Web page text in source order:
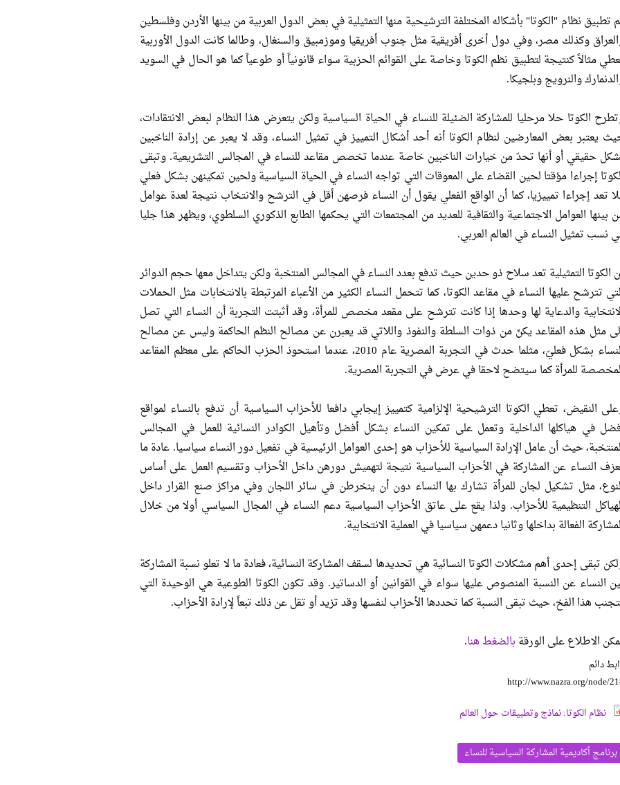
تطبيق نظام "الكوتا" بأشكاله المختلفة الترشيحية منها التمثيلية في بعض الدول العربية من بينها الأردن وفلسطين
وكذلك مصر، وفي دول أخرى أفريقية مثل جنوب أفريقيا وموزمبيق والسنغال، وطالما كانت الدول الأوربية
مثالاً كنتيجة لتطبيق نظم الكوتا وخاصة على القوائم الحزبية سواء قانونياً أو طوعياً كما هو الحال في السويد
والنرويج وبلجيكا.
الكوتا حلا مرحليا للمشاركة الضئيلة للنساء في الحياة السياسية ولكن يتعرض هذا النظام لبعض الانتقادات،
يعتبر بعض المعارضين لنظام الكوتا أنه أحد أشكال التمييز في تمثيل النساء، وقد لا يعبر عن إرادة الناخبين
حقيقي أو أنها تحدّ من خيارات الناخبين خاصة عندما تخصص مقاعد للنساء في المجالس التشريعية. وتبقى
إجراءا مؤقتا لحين القضاء على المعوقات التي تواجه النساء في الحياة السياسية ولحين تمكينهن بشكل فعلي
تعد إجراءا تمييزيا، كما أن الواقع الفعلي يقول أن النساء فرصهن أقل في الترشح والانتخاب نتيجة لعدة عوامل
بينها العوامل الاجتماعية والثقافية للعديد من المجتمعات التي يحكمها الطابع الذكوري السلطوي، ويظهر هذا جليا
نسب تمثيل النساء في العالم العربي.
الكوتا التمثيلية تعد سلاح ذو حدين حيث تدفع بعدد النساء في المجالس المنتخبة ولكن يتداخل معها حجم الدوائر
تترشح عليها النساء في مقاعد الكوتا، كما تتحمل النساء الكثير من الأعباء المرتبطة بالانتخابات مثل الحملات
والدعاية لها وحدها إذا كانت تترشح على مقعد مخصص للمرأة، وقد أثبتت التجربة أن النساء التي تصل
مثل هذه المقاعد يكنّ من ذوات السلطة والنفوذ واللاتي قد يعبرن عن مصالح النظم الحاكمة وليس عن مصالح
النساء بشكل فعليّ، مثلما حدث في التجربة المصرية عام 2010، عندما استحوذ الحزب الحاكم على معظم المقاعد
للمرأة كما سيتضح لاحقا في عرض في التجربة المصرية.
النقيض، تعطي الكوتا الترشيحية الإلزامية كتمييز إيجابي دافعا للأحزاب السياسية أن تدفع بالنساء لمواقع
في هياكلها الداخلية وتعمل على تمكين النساء بشكل أفضل وتأهيل الكوادر النسائية للعمل في المجالس
حيث أن عامل الإرادة السياسية للأحزاب هو إحدى العوامل الرئيسية في تفعيل دور النساء سياسيا. عادة ما
النساء عن المشاركة في الأحزاب السياسية نتيجة لتهميش دورهن داخل الأحزاب وتقسيم العمل على أساس
مثل تشكيل لجان للمرأة تشارك بها النساء دون أن ينخرطن في سائر اللجان وفي مراكز صنع القرار داخل
التنظيمية للأحزاب. ولذا يقع على عاتق الأحزاب السياسية دعم النساء في المجال السياسي أولا من خلال
الفعالة بداخلها وثانيا دعمهن سياسيا في العملية الانتخابية.
تبقى إحدى أهم مشكلات الكوتا النسائية هي تحديدها لسقف المشاركة النسائية، فعادة ما لا تعلو نسبة المشاركة
النساء عن النسبة المنصوص عليها سواء في القوانين أو الدساتير. وقد تكون الكوتا الطوعية هي الوحيدة التي
هذا الفخ، حيث تبقى النسبة كما تحددها الأحزاب لنفسها وقد تزيد أو تقل عن ذلك تبعاً لإرادة الأحزاب.
الاطلاع على الورقة بالضغط هنا.
دائم
http://www.nazra.org/node/
نظام الكوتا: نماذج وتطبيقات حول العالم
برنامج أكاديمية المشاركة السياسية للنساء